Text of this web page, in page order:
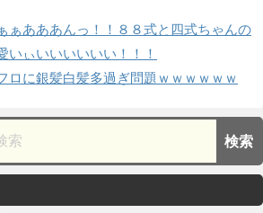
ぁあああんっ！！８８式と四式ちゃんの
いぃいいいいいい！！！
ロに銀髪白髪多過ぎ問題ｗｗｗｗｗｗ